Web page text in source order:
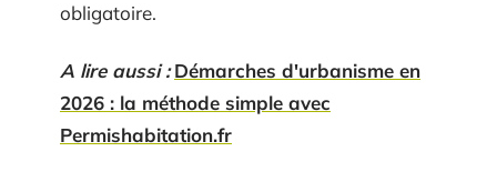
obligatoire.
A lire aussi : Démarches d'urbanisme en
2026 : la méthode simple avec
Permishabitation.fr